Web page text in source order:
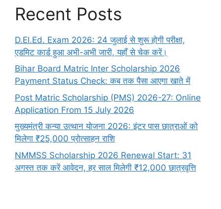
Recent Posts
D.El.Ed. Exam 2026: 24 जुलाई से शुरू होगी परीक्षा,
एडमिट कार्ड हुआ अभी-अभी जारी, यहाँ से चेक करें।
Bihar Board Matric Inter Scholarship 2026
Payment Status Check: कब तक पैसा आएगा खाते में
Post Matric Scholarship (PMS) 2026-27: Online
Application From 15 July 2026
मुख्यमंत्री कन्या उत्थान योजना 2026: इंटर पास छात्राओं को
मिलेगा ₹25,000 प्रोत्साहन राशि
NMMSS Scholarship 2026 Renewal Start: 31
अगस्त तक करें आवेदन, हर साल मिलेगी ₹12,000 छात्रवृत्ति